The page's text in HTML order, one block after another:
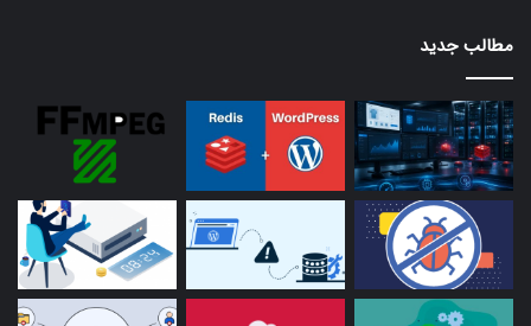
مطالب جدید